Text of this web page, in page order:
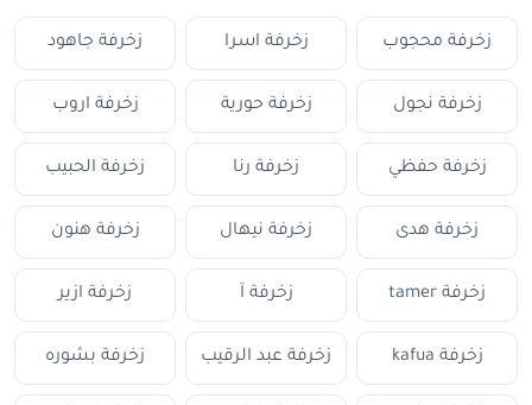
زخرفة محجوب زخرفة اسرا زخرفة جاهود
زخرفة نجول زخرفة حورية زخرفة اروب
زخرفة حفظي زخرفة رنا زخرفة الحبيب
زخرفة هدى زخرفة نيهال زخرفة هنون
زخرفة tamer زخرفة آ زخرفة ازير
زخرفة kafua زخرفة عبد الرقيب زخرفة بشوره